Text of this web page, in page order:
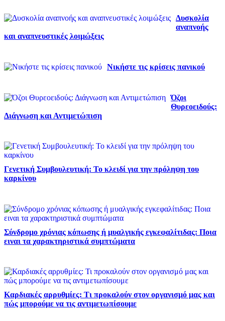
Δυσκολία
αναπνοής
και αναπνευστικές λοιμώξεις
Νικήστε τις κρίσεις πανικού
Όζοι
Θυρεοειδούς:
Διάγνωση και Αντιμετώπιση
Γενετική Συμβουλευτική: Το κλειδί για την πρόληψη του
καρκίνου
Σύνδρομο χρόνιας κόπωσης ή μυαλγικής εγκεφαλίτιδας: Ποια
ειναι τα χαρακτηριστικά συμπτώματα
Καρδιακές αρρυθμίες: Τι προκαλούν στον οργανισμό μας και
πώς μπορούμε να τις αντιμετωπίσουμε